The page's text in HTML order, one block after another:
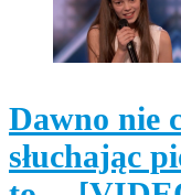
Dawno nie
słuchając